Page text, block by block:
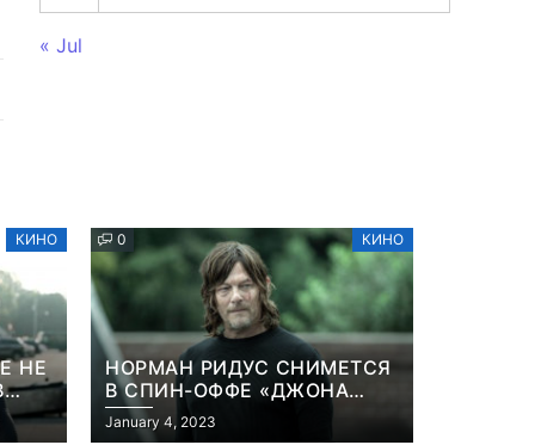
« Jul
КИНО
НЕ
0 КИНО
НОРМАН РИДУС СНИМЕТСЯ
В СПИН-ОФФЕ «ДЖОНА
УИКА»
January 4, 2023